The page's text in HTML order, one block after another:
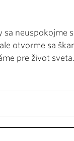
sa neuspokojme
otvorme sa
pre život